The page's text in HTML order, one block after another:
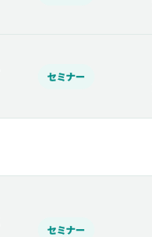
セミナー
セミナー